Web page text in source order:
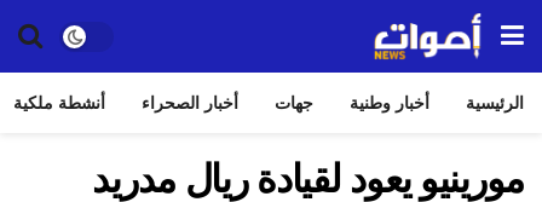
الرئيسية أخبار وطنية جهات أخبار الصحراء أنشطة ملكية
مورينيو يعود لقيادة ريال مدريد